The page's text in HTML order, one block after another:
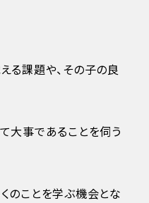
る課題や、その子の良
大事であることを伺う
のことを学ぶ機会とな